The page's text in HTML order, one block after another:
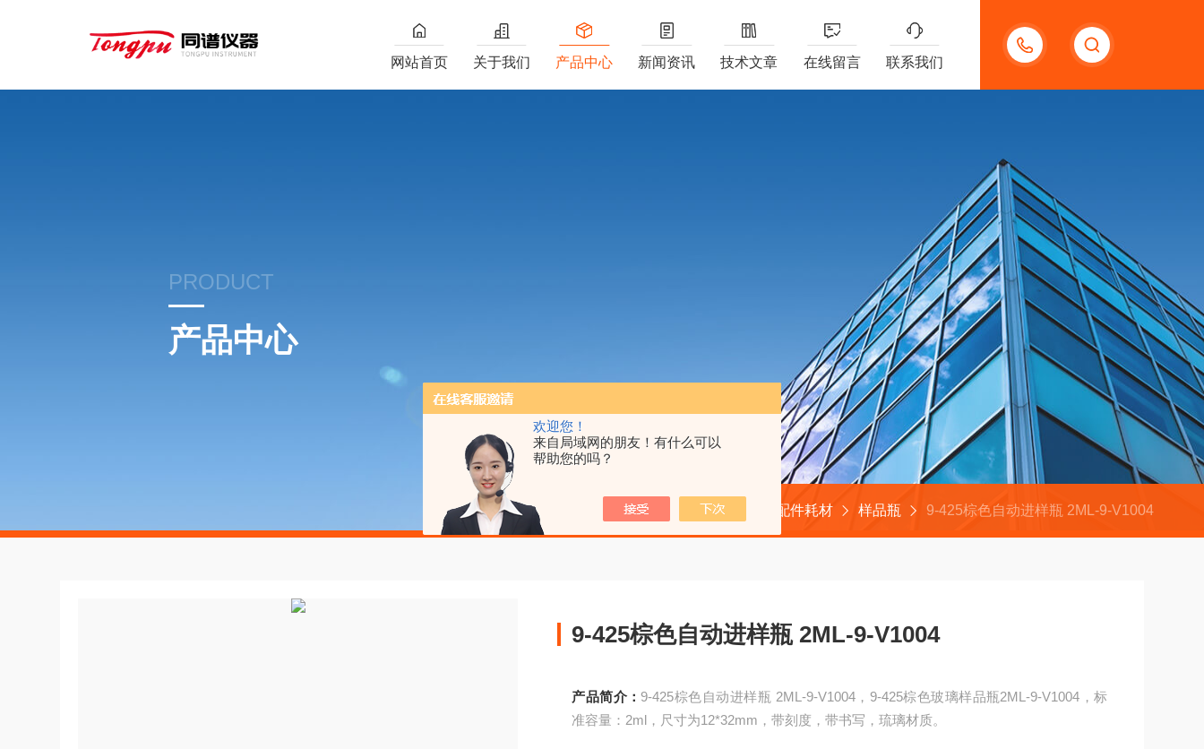
欢迎您！
来自局域网的朋友！有什么可以
帮助您的吗？
15920118006
网站首页 关于我们 产品中心 新闻资讯 技术文章 在线留言 联系我们
PRODUCT
产品中心
首页 产品中心 色谱配件耗材 样品瓶 9-425棕色自动进样瓶 2ML-9-V1004
9-425棕色自动进样瓶 2ML-9-V1004
产品简介： 9-425棕色自动进样瓶 2ML-9-V1004，9-425棕色玻璃样品瓶2ML-9-V1004，标
准容量：2ml，尺寸为12*32mm，带刻度，带书写，琉璃材质。